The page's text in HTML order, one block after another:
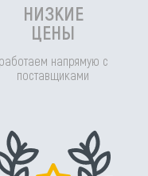
НИЗКИЕ
ЦЕНЫ
работаем напрямую с
поставщиками